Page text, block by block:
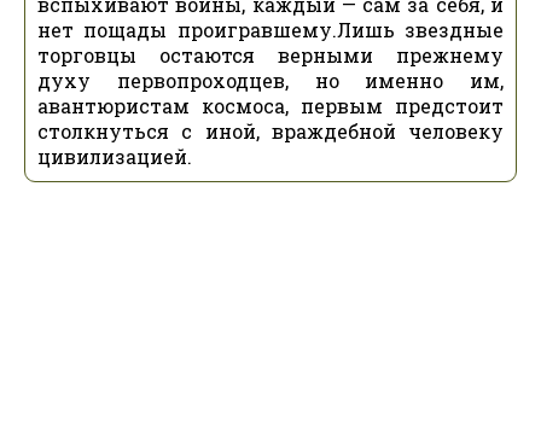
нет пощады проигравшему.Лишь звездные
торговцы остаются верными прежнему
духу первопроходцев, но именно им,
авантюристам космоса, первым предстоит
столкнуться с иной, враждебной человеку
цивилизацией.